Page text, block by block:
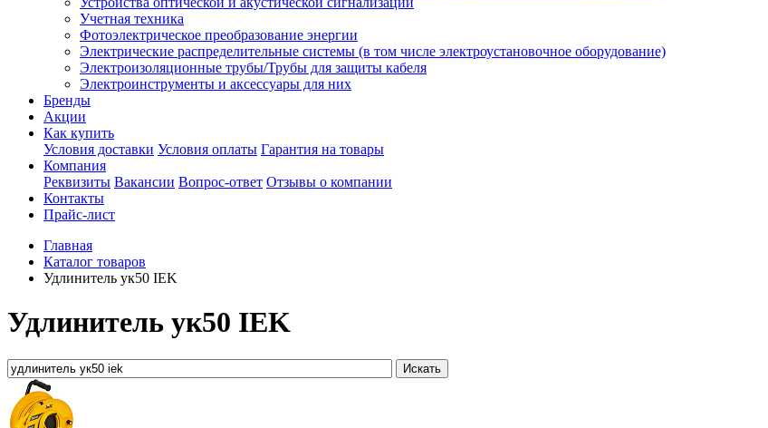
Учетная техника
Фотоэлектрическое преобразование энергии
Электрические распределительные системы (в том числе электроустановочное оборудование)
Электроизоляционные трубы/Трубы для защиты кабеля
Электроинструменты и аксессуары для них
Бренды
Акции
Как купить
Условия доставки Условия оплаты Гарантия на товары
Компания
Реквизиты Вакансии Вопрос-ответ Отзывы о компании
Контакты
Прайс-лист
Главная
Каталог товаров
Удлинитель ук50 IEK
Удлинитель ук50 IEK